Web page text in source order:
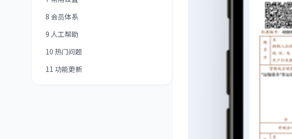
8 会员体系
9 人工帮助
10 热门问题
11 功能更新